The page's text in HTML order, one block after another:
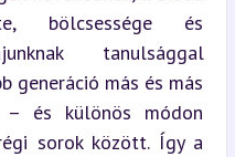
bölcsessége és
tanulsággal
generáció más és más
és különös módon
sorok között. Így a